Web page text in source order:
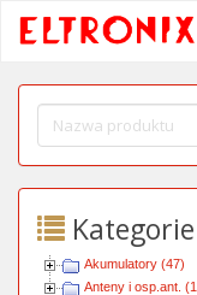
Kategorie
Akumulatory (47)
Anteny i osp.ant.